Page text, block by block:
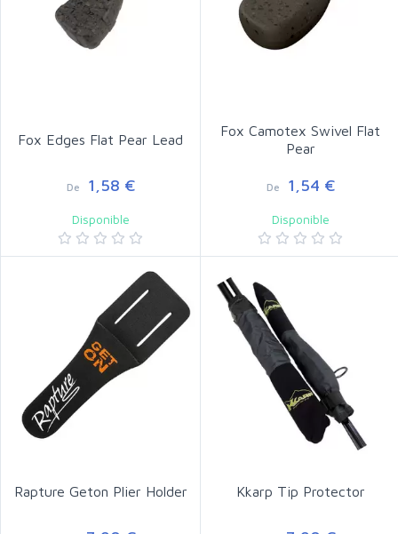
Fox Edges Flat Pear Lead
De 1,58 €
Disponible
Fox Camotex Swivel Flat
Pear
De 1,54 €
Disponible
Rapture Geton Plier Holder Kkarp Tip Protector